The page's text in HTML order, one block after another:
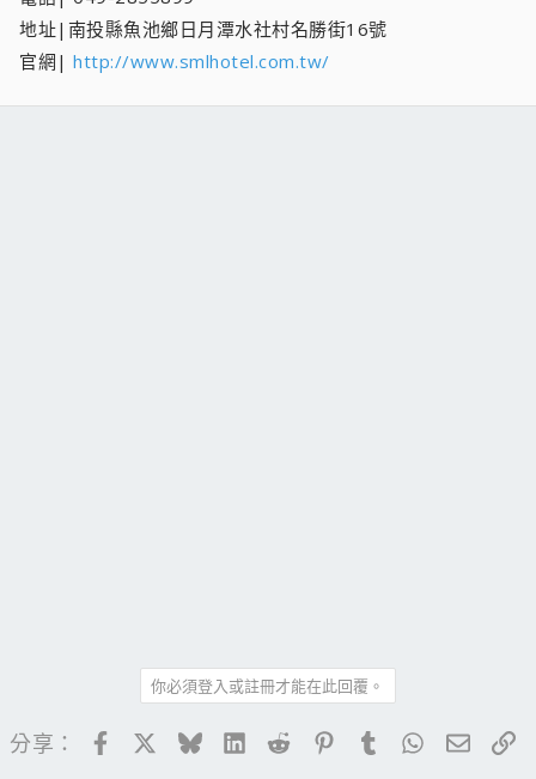
地址|南投縣魚池鄉日月潭水社村名勝街16號
官網| http://www.smlhotel.com.tw/
你必須登入或註冊才能在此回覆。
分享： FacebookBlueskyLinkedIn
Reddit PinterestTumblrWhatsApp
電子